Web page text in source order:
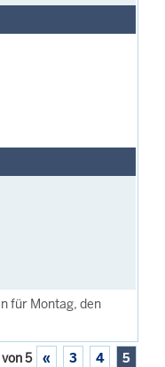
für Montag, den
5 « 3 4 5